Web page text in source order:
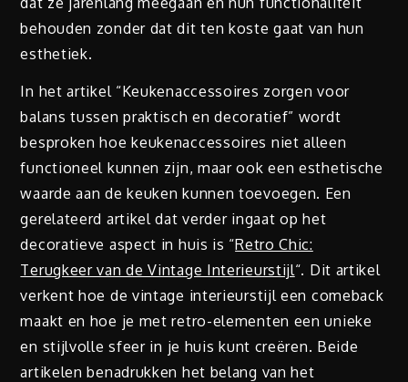
behouden zonder dat dit ten koste gaat van hun
esthetiek.
In het artikel “Keukenaccessoires zorgen voor
balans tussen praktisch en decoratief” wordt
besproken hoe keukenaccessoires niet alleen
functioneel kunnen zijn, maar ook een esthetische
waarde aan de keuken kunnen toevoegen. Een
gerelateerd artikel dat verder ingaat op het
decoratieve aspect in huis is “Retro Chic:
Terugkeer van de Vintage Interieurstijl“. Dit artikel
verkent hoe de vintage interieurstijl een comeback
maakt en hoe je met retro-elementen een unieke
en stijlvolle sfeer in je huis kunt creëren. Beide
artikelen benadrukken het belang van het